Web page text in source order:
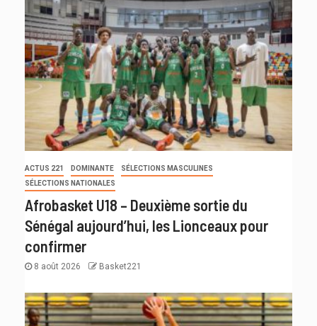
ACTUS 221 DOMINANTE
SÉLECTIONS MASCULINES
SÉLECTIONS NATIONALES
Afrobasket U18 – Deuxième sortie du
Sénégal aujourd’hui, les Lionceaux pour
confirmer
8 août 2026 Basket221